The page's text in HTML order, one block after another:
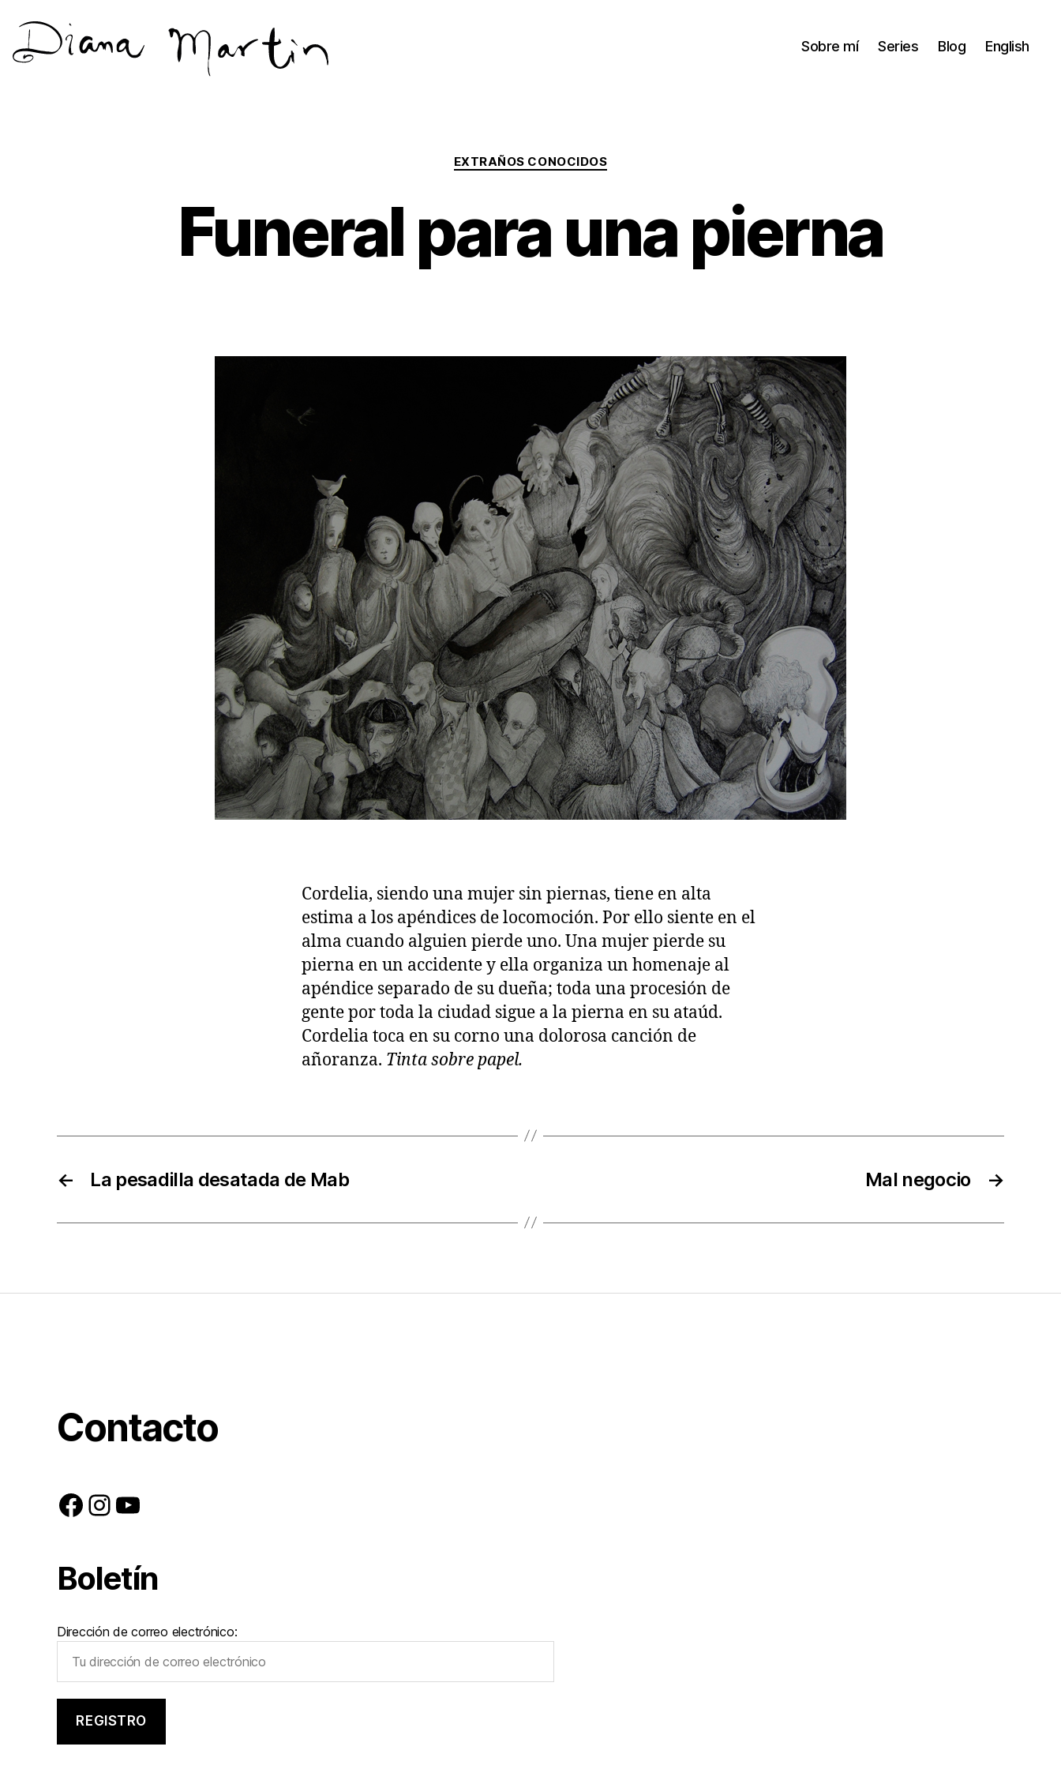
Sobre mí Series Blog English
Categorías
EXTRAÑOS CONOCIDOS
Funeral para una pierna
Cordelia, siendo una mujer sin piernas, tiene en alta
estima a los apéndices de locomoción. Por ello siente en el
alma cuando alguien pierde uno. Una mujer pierde su
pierna en un accidente y ella organiza un homenaje al
apéndice separado de su dueña; toda una procesión de
gente por toda la ciudad sigue a la pierna en su ataúd.
Cordelia toca en su corno una dolorosa canción de
añoranza. Tinta sobre papel.
← La pesadilla desatada de Mab →
Mal negocio
Contacto
Facebook
Instagram
YouTube
Boletín
Dirección de correo electrónico: